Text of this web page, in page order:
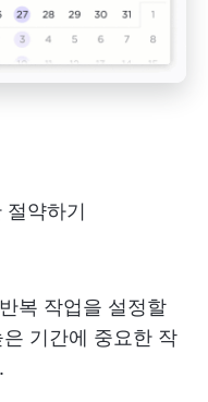
약하기
복 작업을 설정할
기간에 중요한 작